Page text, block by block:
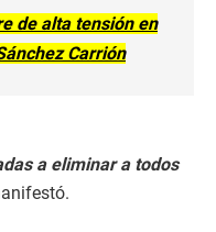
de alta tensión en
Carrión
a eliminar a todos